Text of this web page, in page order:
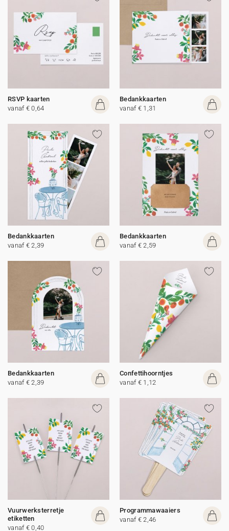
RSVP kaarten
vanaf € 0,64
Bedankkaarten
vanaf € 1,31
Bedankkaarten
vanaf € 2,39
Bedankkaarten
vanaf € 2,59
Bedankkaarten
vanaf € 2,39
Confettihoorntjes
vanaf € 1,12
Vuurwerksterretje
etiketten
vanaf € 0,40
Programmawaaiers
vanaf € 2,46